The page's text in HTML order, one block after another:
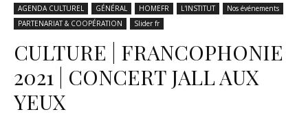
AGENDA CULTUREL GÉNÉRAL HOMEFR L'INSTITUT
Nos événements
PARTENARIAT & COOPÉRATION
Slider fr
CULTURE | FRANCOPHONIE
2021 | CONCERT JALL AUX
YEUX